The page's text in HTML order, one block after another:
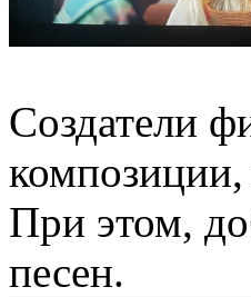
Создатели
При этом,
песен.